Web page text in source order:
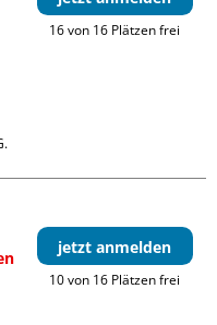
16 von 16 Plätzen frei
jetzt anmelden
10 von 16 Plätzen frei